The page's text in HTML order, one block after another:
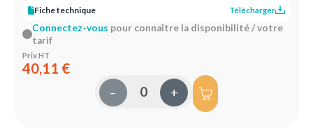
Fiche technique
Télécharger
Connectez-vous pour connaître la disponibilité / votre
tarif
Prix HT
40,11 €
– +